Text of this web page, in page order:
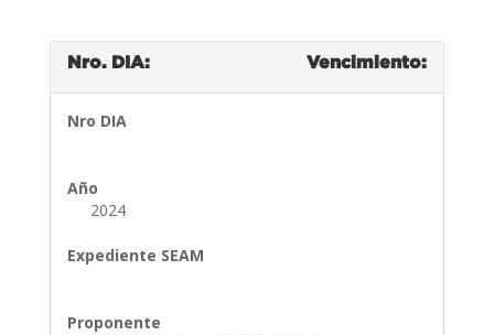
Nro. DIA: Vencimiento:
Nro DIA
Año
2024
Expediente SEAM
Proponente